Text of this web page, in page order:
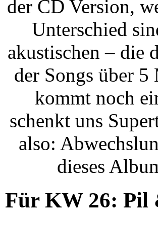
der CD Version,
Unterschied
akustischen – die
der Songs über
kommt noch
schenkt uns
also:
dieses
Für KW 26: Pil